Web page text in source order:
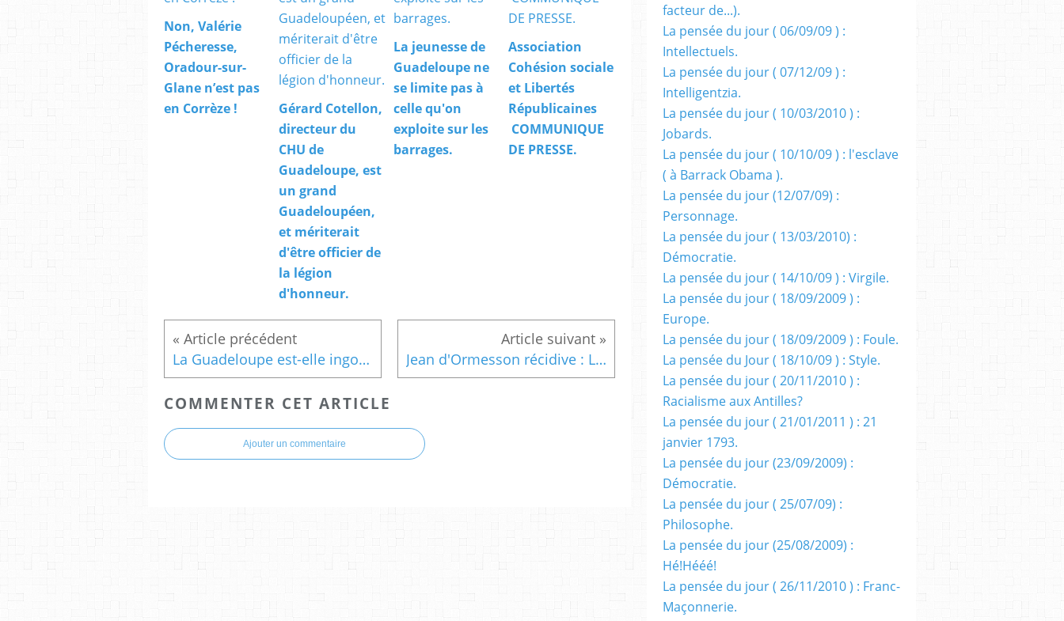
Non, Valérie
Pécheresse,
Oradour-sur-
Glane n’est pas
en Corrèze !
Gérard Cotellon,
directeur du
CHU de
Guadeloupe, est
un grand
Guadeloupéen,
et mériterait
d'être officier de
la légion
d'honneur.
La jeunesse de
Guadeloupe ne
se limite pas à
celle qu'on
exploite sur les
barrages.
Association
Cohésion sociale
et Libertés
Républicaines
COMMUNIQUE
DE PRESSE.
La Guadeloupe est-elle ingouvernable? ( Un rapport accablant du député Marc Le Für ). Jean d'Ormesson récidive : Le moment est idéal pour se proclamer sarkoziste.
COMMENTER CET ARTICLE
Ajouter un commentaire
facteur de...).
La pensée du jour ( 06/09/09 ) :
Intellectuels.
La pensée du jour ( 07/12/09 ) :
Intelligentzia.
La pensée du jour ( 10/03/2010 ) :
Jobards.
La pensée du jour ( 10/10/09 ) : l'esclave
( à Barrack Obama ).
La pensée du jour (12/07/09) :
Personnage.
La pensée du jour ( 13/03/2010) :
Démocratie.
La pensée du jour ( 14/10/09 ) : Virgile.
La pensée du jour ( 18/09/2009 ) :
Europe.
La pensée du jour ( 18/09/2009 ) : Foule.
La pensée du Jour ( 18/10/09 ) : Style.
La pensée du jour ( 20/11/2010 ) :
Racialisme aux Antilles?
La pensée du jour ( 21/01/2011 ) : 21
janvier 1793.
La pensée du jour (23/09/2009) :
Démocratie.
La pensée du jour ( 25/07/09) :
Philosophe.
La pensée du jour (25/08/2009) :
Hé!Hééé!
La pensée du jour ( 26/11/2010 ) : Franc-
Maçonnerie.